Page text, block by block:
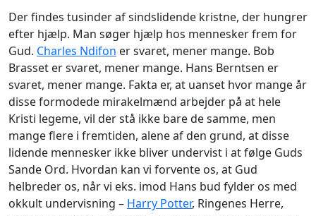
Der findes tusinder af sindslidende kristne, der hungrer
efter hjælp. Man søger hjælp hos mennesker frem for
Gud. Charles Ndifon er svaret, mener mange. Bob
Brasset er svaret, mener mange. Hans Berntsen er
svaret, mener mange. Fakta er, at uanset hvor mange år
disse formodede mirakelmænd arbejder på at hele
Kristi legeme, vil der stå ikke bare de samme, men
mange flere i fremtiden, alene af den grund, at disse
lidende mennesker ikke bliver undervist i at følge Guds
Sande Ord. Hvordan kan vi forvente os, at Gud
helbreder os, når vi eks. imod Hans bud fylder os med
okkult undervisning – Harry Potter, Ringenes Herre,